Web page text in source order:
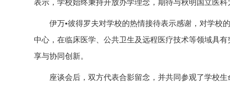
表示，学校始终秉持开放办学理念，期待与秋明国立医
伊万•彼得罗夫对学校的热情接待表示感谢，对学校
中心，在临床医学、公共卫生及远程医疗技术等领域具
享与协同创新。
座谈会后，双方代表合影留念，并共同参观了学校生